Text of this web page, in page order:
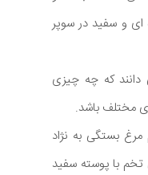
و سفید در سوپر
دانند که چه چیزی
مختلف باشد.
بستگی به نژاد
تخم با پوسته سفید